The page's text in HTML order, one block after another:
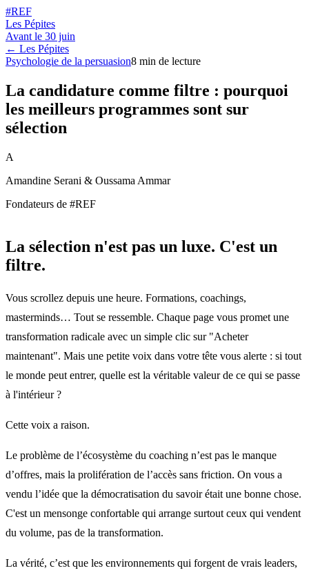
#REF
Les Pépites
Avant le 30 juin
← Les Pépites
Psychologie de la persuasion8 min de lecture
La candidature comme filtre : pourquoi
les meilleurs programmes sont sur
sélection
A
Amandine Serani & Oussama Ammar
Fondateurs de #REF
La sélection n'est pas un luxe. C'est un
filtre.
Vous scrollez depuis une heure. Formations, coachings,
masterminds… Tout se ressemble. Chaque page vous promet une
transformation radicale avec un simple clic sur "Acheter
maintenant". Mais une petite voix dans votre tête vous alerte : si tout
le monde peut entrer, quelle est la véritable valeur de ce qui se passe
à l'intérieur ?
Cette voix a raison.
Le problème de l’écosystème du coaching n’est pas le manque
d’offres, mais la prolifération de l’accès sans friction. On vous a
vendu l’idée que la démocratisation du savoir était une bonne chose.
C'est un mensonge confortable qui arrange surtout ceux qui vendent
du volume, pas de la transformation.
La vérité, c’est que les environnements qui forgent de vrais leaders,